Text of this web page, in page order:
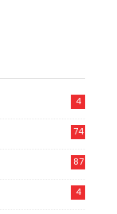
4
74
87
4